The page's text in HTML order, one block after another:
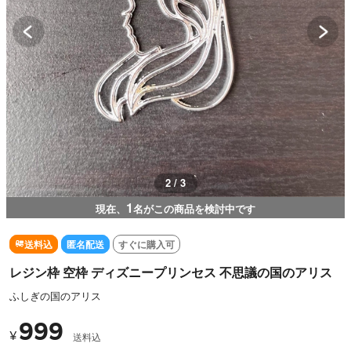
2 / 3
現在、 1名がこの商品を検討中です
送料込 匿名配送 すぐに購入可
レジン枠 空枠 ディズニープリンセス 不思議の国のアリス
ふしぎの国のアリス
¥ 999 送料込